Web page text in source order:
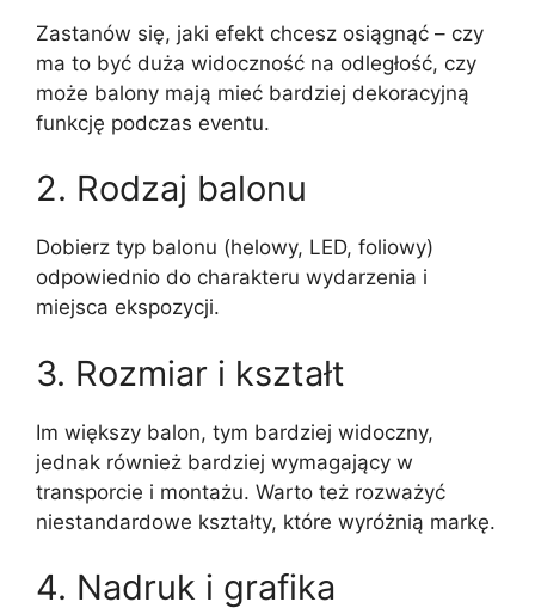
Zastanów się, jaki efekt chcesz osiągnąć – czy
ma to być duża widoczność na odległość, czy
może balony mają mieć bardziej dekoracyjną
funkcję podczas eventu.
2. Rodzaj balonu
Dobierz typ balonu (helowy, LED, foliowy)
odpowiednio do charakteru wydarzenia i
miejsca ekspozycji.
3. Rozmiar i kształt
Im większy balon, tym bardziej widoczny,
jednak również bardziej wymagający w
transporcie i montażu. Warto też rozważyć
niestandardowe kształty, które wyróżnią markę.
4. Nadruk i grafika